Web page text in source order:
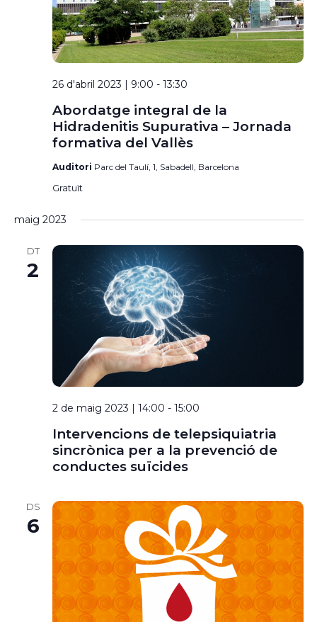
26 d'abril 2023 | 9:00 - 13:30
Abordatge integral de la
Hidradenitis Supurativa – Jornada
formativa del Vallès
Auditori Parc del Taulí, 1, Sabadell, Barcelona
Gratuït
maig 2023
DT
2
2 de maig 2023 | 14:00 - 15:00
Intervencions de telepsiquiatria
sincrònica per a la prevenció de
conductes suïcides
DS
6